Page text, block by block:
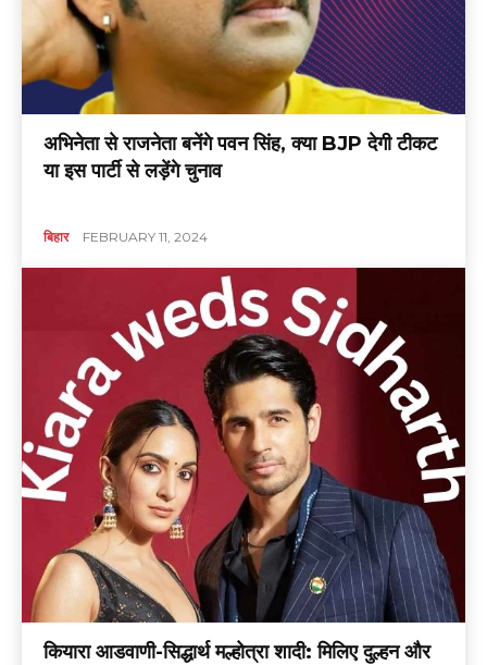
अभिनेता से राजनेता बनेंगे पवन सिंह, क्या BJP देगी टीकट
या इस पार्टी से लड़ेंगे चुनाव
बिहार FEBRUARY 11, 2024
कियारा आडवाणी-सिद्धार्थ मल्होत्रा शादी: मिलिए दुल्हन और